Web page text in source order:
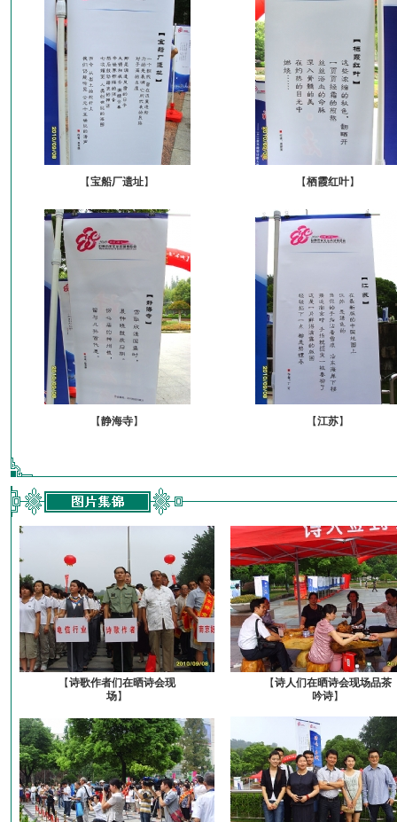
【宝船厂遗址】 【栖霞红叶】
【静海寺】 【江苏】
【诗歌作者们在晒诗会现
场】
【诗人们在晒诗会现场品茶
吟诗】